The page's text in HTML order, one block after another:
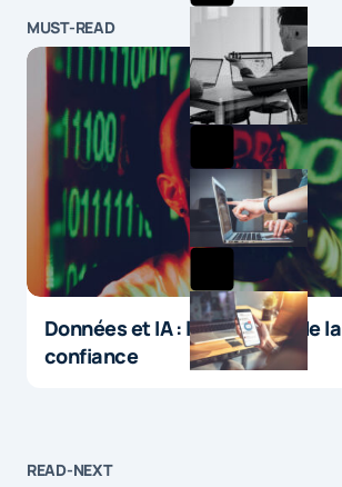
MUST-READ
Données et IA : le paradoxe de la
confiance
READ-NEXT